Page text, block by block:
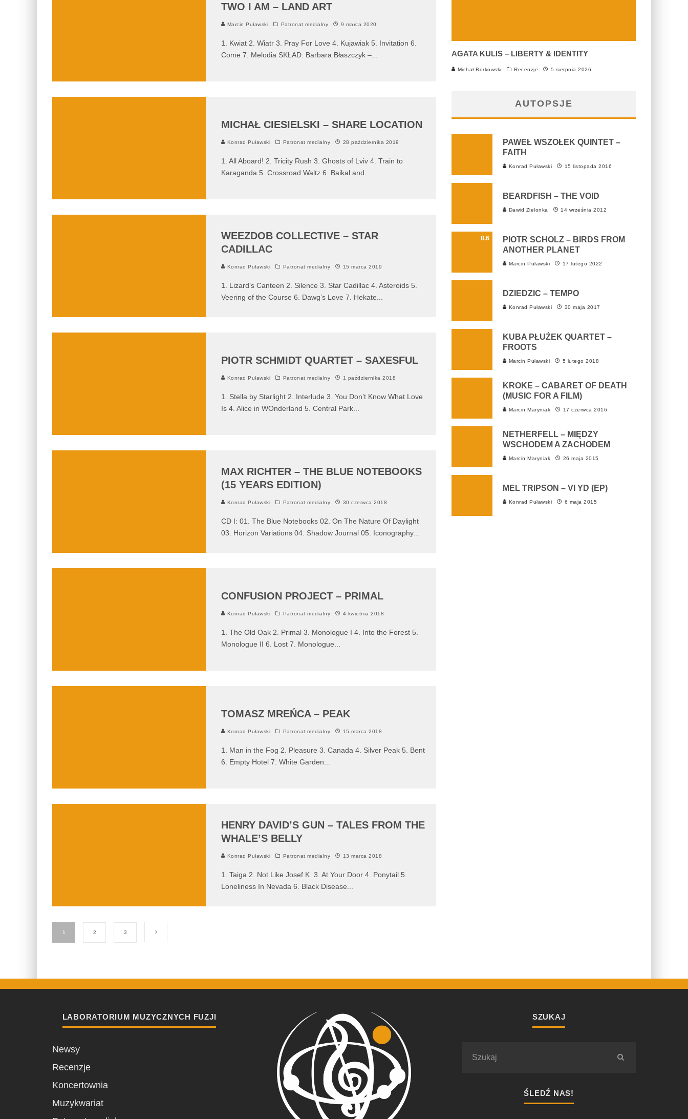
TWO I AM – LAND ART
Marcin Puławski Patronat medialny 9 marca 2020
1. Kwiat 2. Wiatr 3. Pray For Love 4. Kujawiak 5. Invitation 6.
Come 7. Melodia SKŁAD: Barbara Błaszczyk –
MICHAŁ CIESIELSKI – SHARE LOCATION
Konrad Puławski Patronat medialny 28 października 2019
1. All Aboard! 2. Tricity Rush 3. Ghosts of Lviv 4. Train to
Karaganda 5. Crossroad Waltz 6. Baikal and
WEEZDOB COLLECTIVE – STAR
CADILLAC
Konrad Puławski Patronat medialny 15 marca 2019
1. Lizard’s Canteen 2. Silence 3. Star Cadillac 4. Asteroids 5.
Veering of the Course 6. Dawg’s Love 7. Hekate
PIOTR SCHMIDT QUARTET – SAXESFUL
Konrad Puławski Patronat medialny 1 października 2018
1. Stella by Starlight 2. Interlude 3. You Don’t Know What Love
Is 4. Alice in WOnderland 5. Central Park
MAX RICHTER – THE BLUE NOTEBOOKS
(15 YEARS EDITION)
Konrad Puławski Patronat medialny 30 czerwca 2018
CD I: 01. The Blue Notebooks 02. On The Nature Of Daylight
03. Horizon Variations 04. Shadow Journal 05. Iconography...
CONFUSION PROJECT – PRIMAL
Konrad Puławski Patronat medialny 4 kwietnia 2018
1. The Old Oak 2. Primal 3. Monologue I 4. Into the Forest 5.
Monologue II 6. Lost 7. Monologue
TOMASZ MREŃCA – PEAK
Konrad Puławski Patronat medialny 15 marca 2018
1. Man in the Fog 2. Pleasure 3. Canada 4. Silver Peak 5. Bent
6. Empty Hotel 7. White Garden
HENRY DAVID’S GUN – TALES FROM THE
WHALE’S BELLY
Konrad Puławski Patronat medialny 13 marca 2018
1. Taiga 2. Not Like Josef K. 3. At Your Door 4. Ponytail 5.
Loneliness In Nevada 6. Black Disease
1 2 3
AGATA KULIS – LIBERTY & IDENTITY
Michał Borkowski Recenzje 5 sierpnia 2026
AUTOPSJE
PAWEŁ WSZOŁEK QUINTET –
FAITH
Konrad Puławski 15 listopada 2016
BEARDFISH – THE VOID
Dawid Zielonka 14 września 2012
8.6
PIOTR SCHOLZ – BIRDS FROM
ANOTHER PLANET
Marcin Puławski 17 lutego 2022
DZIEDZIC – TEMPO
Konrad Puławski 30 maja 2017
KUBA PŁUŻEK QUARTET –
FROOTS
Marcin Puławski 5 lutego 2018
KROKE – CABARET OF DEATH
(MUSIC FOR A FILM)
Marcin Maryniak 17 czerwca 2016
NETHERFELL – MIĘDZY
WSCHODEM A ZACHODEM
Marcin Maryniak 26 maja 2015
MEL TRIPSON – VI YD (EP)
Konrad Puławski 6 maja 2015
LABORATORIUM MUZYCZNYCH FUZJI
Newsy
Recenzje
Koncertownia
Muzykwariat
SZUKAJ
ŚLEDŹ NAS!